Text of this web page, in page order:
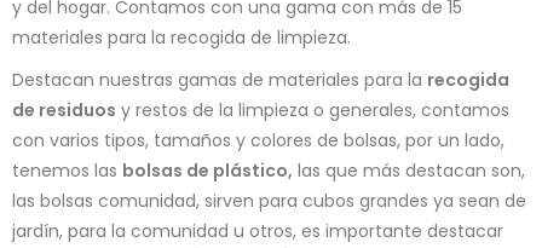
y del hogar. Contamos con una gama con más de 15
materiales para la recogida de limpieza.
Destacan nuestras gamas de materiales para la recogida
de residuos y restos de la limpieza o generales, contamos
con varios tipos, tamaños y colores de bolsas, por un lado,
tenemos las bolsas de plástico, las que más destacan son,
las bolsas comunidad, sirven para cubos grandes ya sean de
jardín, para la comunidad u otros, es importante destacar